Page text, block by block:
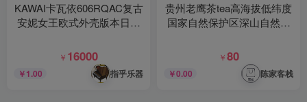
KAWAI卡瓦依606RQAC复古
安妮女王欧式外壳版本日本
￥ 16000
￥1.00 指乎乐器
贵州老鹰茶tea高海拔低纬度
国家自然保护区深山自然天
￥80
￥0.00 陈家客栈